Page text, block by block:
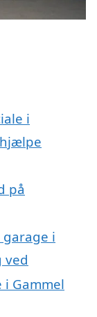
i
på
i
ved
Gammel